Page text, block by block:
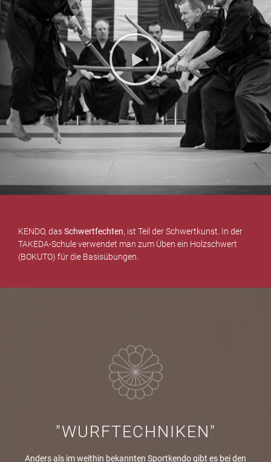
KENDO, dasSchwertfechten, ist Teil der Schwertkunst. In der
TAKEDA-Schule verwendet man zum Üben ein Holzschwert
(BOKUTO) für die Basisübungen.
"WURFTECHNIKEN"
Anders als im weithin bekannten Sportkendo gibt es bei den